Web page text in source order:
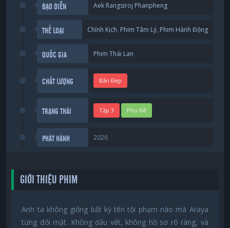
ĐẠO DIỄN Aek Rangsiroj Phanpheng
THỂ LOẠI Chính Kịch, Phim Tâm Lý, Phim Hành Động
QUỐC GIA Phim Thái Lan
CHẤT LƯỢNG Bản Đẹp
TRẠNG THÁI Tập 3 Phụ Đề
PHÁT HÀNH 2026
GIỚI THIỆU PHIM
Anh ta không giống bất kỳ tên tội phạm nào mà Araya
từng đối mặt. Không dấu vết, không hồ sơ rõ ràng, và